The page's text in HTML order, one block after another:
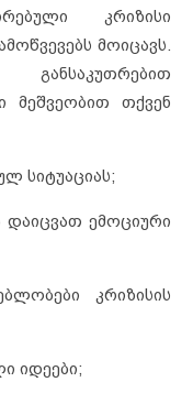
კრიზისი
მოიცავს.
მეშვეობით თქვენ
სიტუაციას;
ემოციური
კრიზისის
იდეები;